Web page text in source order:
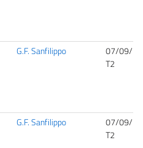
G.F. Sanfilippo
07/09/
T2
G.F. Sanfilippo
07/09/
T2